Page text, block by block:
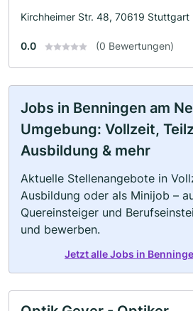
Kirchheimer Str. 48, 70619 Stuttgart
0.0 (0 Bewertungen)
Jobs in Benningen am
Umgebung: Vollzeit,
Ausbildung & mehr
Aktuelle Stellenangebote in
Ausbildung oder als Minijob –
Quereinsteiger und
und bewerben.
Jetzt alle Jobs in